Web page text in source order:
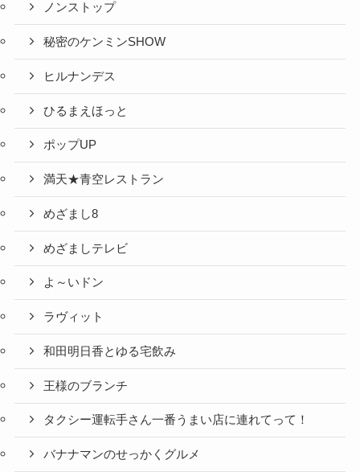
ノンストップ
秘密のケンミンSHOW
ヒルナンデス
ひるまえほっと
ポップUP
満天★青空レストラン
めざまし8
めざましテレビ
よ～いドン
ラヴィット
和田明日香とゆる宅飲み
王様のブランチ
タクシー運転手さん一番うまい店に連れてって！
バナナマンのせっかくグルメ